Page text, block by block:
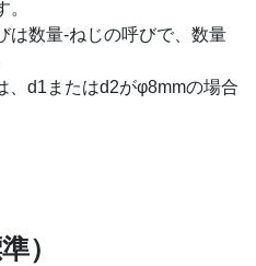
は数量-ねじの呼びで、数量
、d1またはd2がφ8mmの場合
）